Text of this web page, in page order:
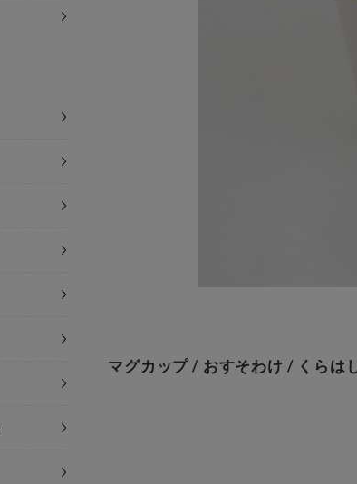
マグカップ / おすそわけ / くらは